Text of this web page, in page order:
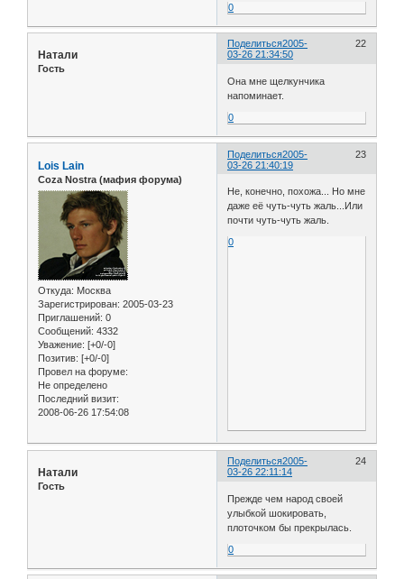
0
Поделиться 22
2005-
03-26 21:34:50
Натали
Гость
Она мне щелкунчика
напоминает.
0
Поделиться 23
2005-
03-26 21:40:19
Lois Lain
Coza Nostra (мафия форума)
Откуда: Москва
Зарегистрирован: 2005-03-23
Приглашений: 0
Сообщений: 4332
Уважение: [+0/-0]
Позитив: [+0/-0]
Провел на форуме:
Не определено
Последний визит:
2008-06-26 17:54:08
Не, конечно, похожа... Но мне
даже её чуть-чуть жаль...Или
почти чуть-чуть жаль.
0
Поделиться 24
2005-
03-26 22:11:14
Натали
Гость
Прежде чем народ своей
улыбкой шокировать,
плоточком бы прекрылась.
0